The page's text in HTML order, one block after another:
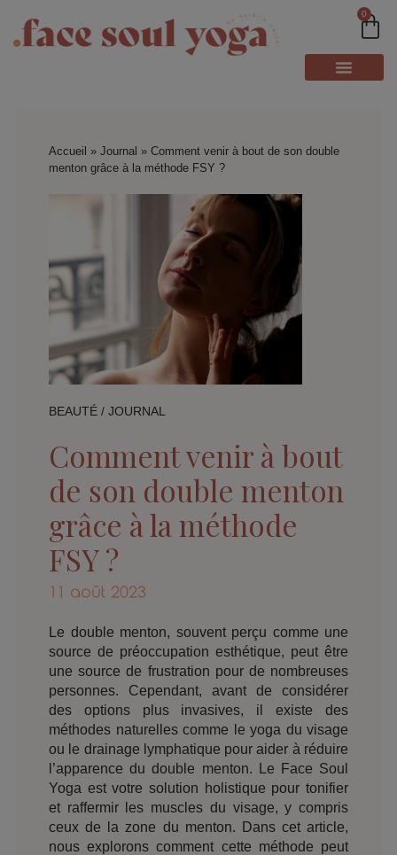
0
Accueil » Journal » Comment venir à bout de son double
menton grâce à la méthode FSY ?
BEAUTÉ / JOURNAL
Comment venir à bout
de son double menton
grâce à la méthode
FSY ?
11 août 2023
Le double menton, souvent perçu comme une
source de préoccupation esthétique, peut être
une source de frustration pour de nombreuses
personnes. Cependant, avant de considérer
des options plus invasives, il existe des
méthodes naturelles comme le yoga du visage
ou le drainage lymphatique pour aider à réduire
l’apparence du double menton. Le Face Soul
Yoga est votre solution holistique pour tonifier
et raffermir les muscles du visage, y compris
ceux de la zone du menton. Dans cet article,
nous explorons comment cette méthode peut